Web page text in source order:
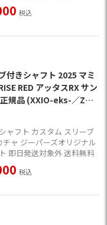
税込
付きシャフト 2025 マミ
RED アッタスRX サン
規品 (XXIO-eks-／ZX7,
／Z945／Z745／Z54
ャフト カスタム スリーブ
ャ ジーパーズオリジナル
即日発送対象外 送料無料
税込